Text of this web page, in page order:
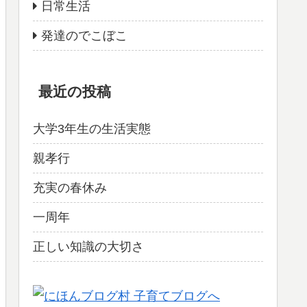
日常生活
発達のでこぼこ
最近の投稿
大学3年生の生活実態
親孝行
充実の春休み
一周年
正しい知識の大切さ